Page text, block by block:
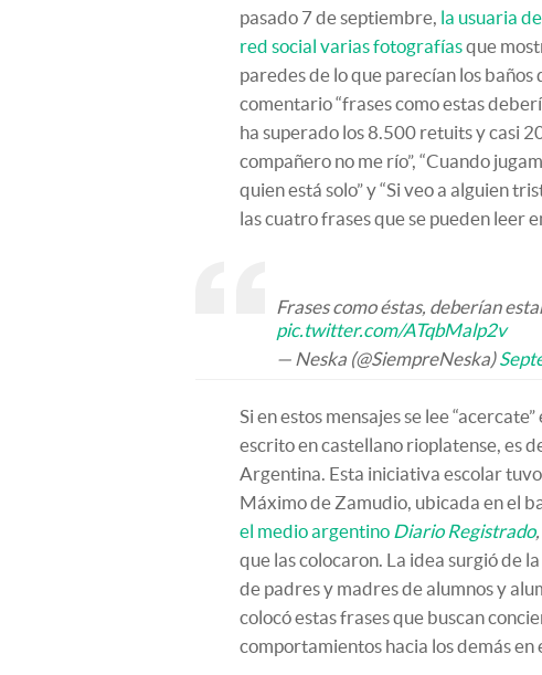
pasado 7 de septiembre, la usuaria
red social varias fotografíasque
paredes de lo que parecían los baños
comentario “frases como estas
ha superado los 8.500 retuits y casi
compañero no me río”, “Cuando
quien está solo” y “Si veo a alguien
las cuatro frases que se pueden leer
Frases como éstas, deberían
pic.twitter.com/ATqbMalp2v
— Neska (@SiempreNeska)
Si en estos mensajes se lee
escrito en castellano rioplatense, es
Argentina. Esta iniciativa escolar
Máximo de Zamudio, ubicada en el
el medio argentino Diario Registrado,
que las colocaron. La idea surgió de
de padres y madres de alumnos y
colocó estas frases que buscan
comportamientos hacia los demás en